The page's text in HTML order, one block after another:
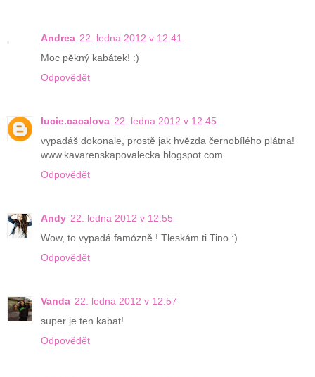
Andrea 22. ledna 2012 v 12:41
Moc pěkný kabátek! :)
Odpovědět
lucie.cacalova 22. ledna 2012 v 12:45
vypadáš dokonale, prostě jak hvězda černobílého plátna!
www.kavarenskapovalecka.blogspot.com
Odpovědět
Andy 22. ledna 2012 v 12:55
Wow, to vypadá famózně ! Tleskám ti Tino :)
Odpovědět
Vanda 22. ledna 2012 v 12:57
super je ten kabat!
Odpovědět